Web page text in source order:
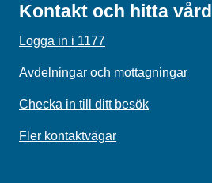
Kontakt och hitta vård
Logga in i 1177
Avdelningar och mottagningar
Checka in till ditt besök
Fler kontaktvägar